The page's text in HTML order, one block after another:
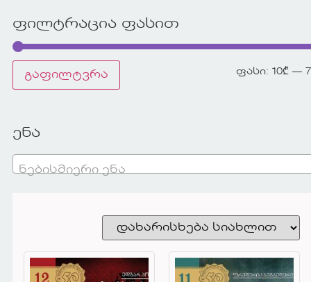
ფილტრაცია ფასით
გაფილტვრა ფასი: 10₾—
ენა
ნებისმიერი ენა